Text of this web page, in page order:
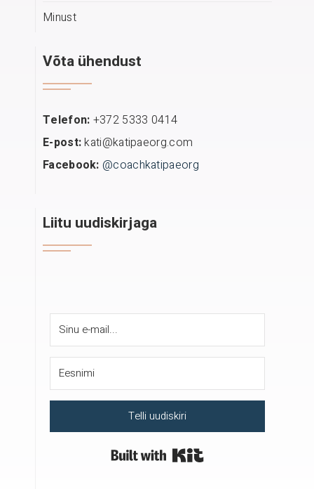
Minust
Võta ühendust
Telefon: +372 5333 0414
E-post:kati@katipaeorg.com
Facebook: @coachkatipaeorg
Liitu uudiskirjaga
Telli uudiskiri